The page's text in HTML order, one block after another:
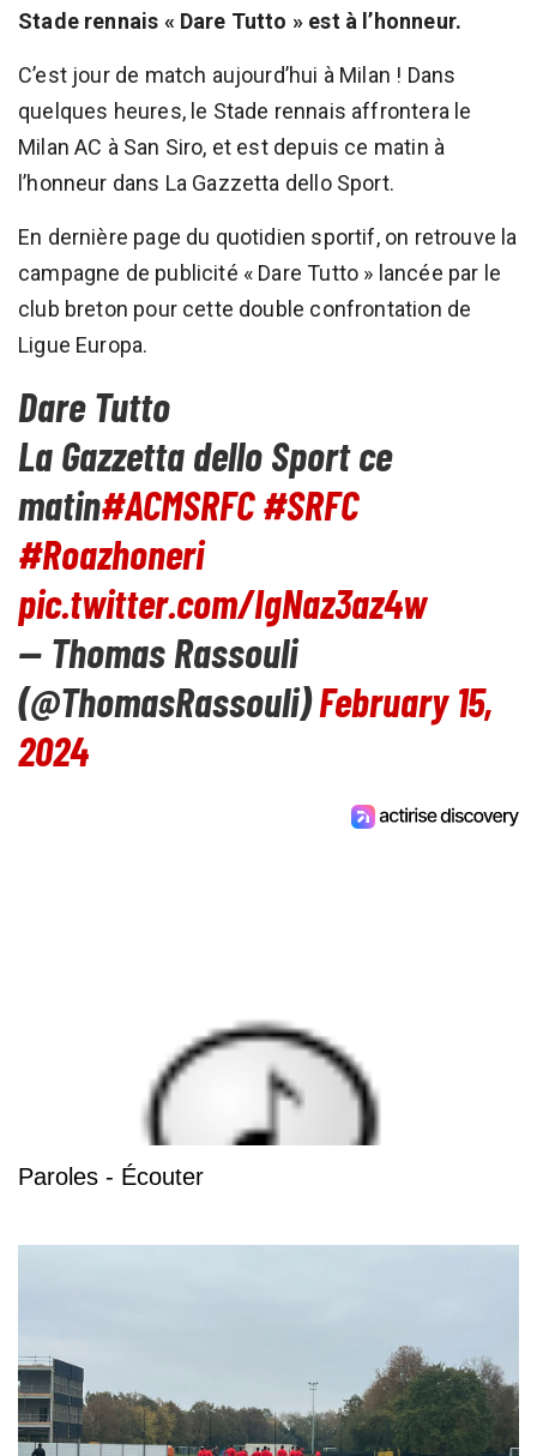
Stade rennais « Dare Tutto » est à l’honneur.
C’est jour de match aujourd’hui à Milan ! Dans
quelques heures, le Stade rennais affrontera le
Milan AC à San Siro, et est depuis ce matin à
l’honneur dans La Gazzetta dello Sport.
En dernière page du quotidien sportif, on retrouve la
campagne de publicité « Dare Tutto » lancée par le
club breton pour cette double confrontation de
Ligue Europa.
Dare Tutto
La Gazzetta dello Sport ce
matin#ACMSRFC#SRFC
#Roazhoneri
pic.twitter.com/IgNaz3az4w
— Thomas Rassouli
(@ThomasRassouli)February 15,
2024
Paroles - Écouter